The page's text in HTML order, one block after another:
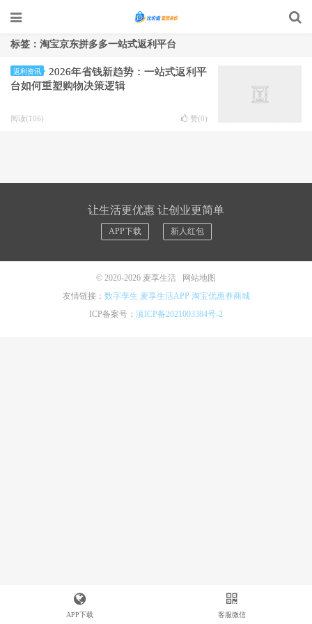
标签：淘宝京东拼多多一站式返利平台
返利资讯
2026年省钱新趋势：一站式返利平
台如何重塑购物决策逻辑
阅读(106) 赞(0)
让生活更优惠 让创业更简单
APP下载 新人红包
© 2020-2026 麦享生活
网站地图
友情链接： 数字孪生 麦享生活APP 淘宝优惠券商城
ICP备案号： 滇ICP备2021003384号-2
APP下载 客服微信